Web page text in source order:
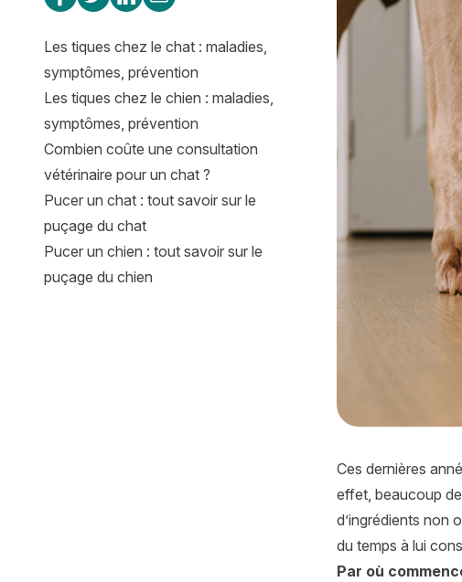
Ces dernières
effet, beaucoup
d’ingrédients non
du temps à lui
Par où
Les tiques chez le chat : maladies,
symptômes, prévention
Les tiques chez le chien : maladies,
symptômes, prévention
Combien coûte une consultation
vétérinaire pour un chat ?
Pucer un chat : tout savoir sur le
puçage du chat
Pucer un chien : tout savoir sur le
puçage du chien